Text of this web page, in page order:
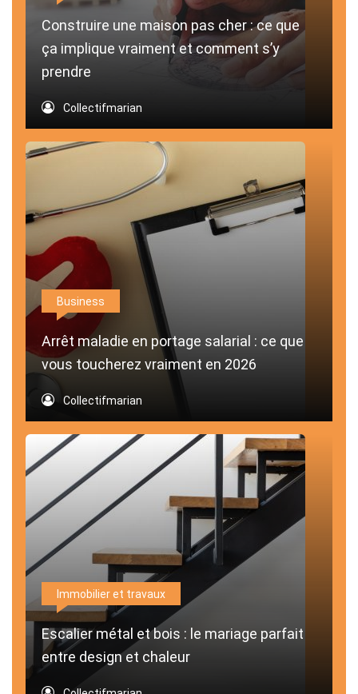
Construire une maison pas cher : ce que
ça implique vraiment et comment s’y
prendre
Collectifmarian
Business
Arrêt maladie en portage salarial : ce que
vous toucherez vraiment en 2026
Collectifmarian
Immobilier et travaux
Escalier métal et bois : le mariage parfait
entre design et chaleur